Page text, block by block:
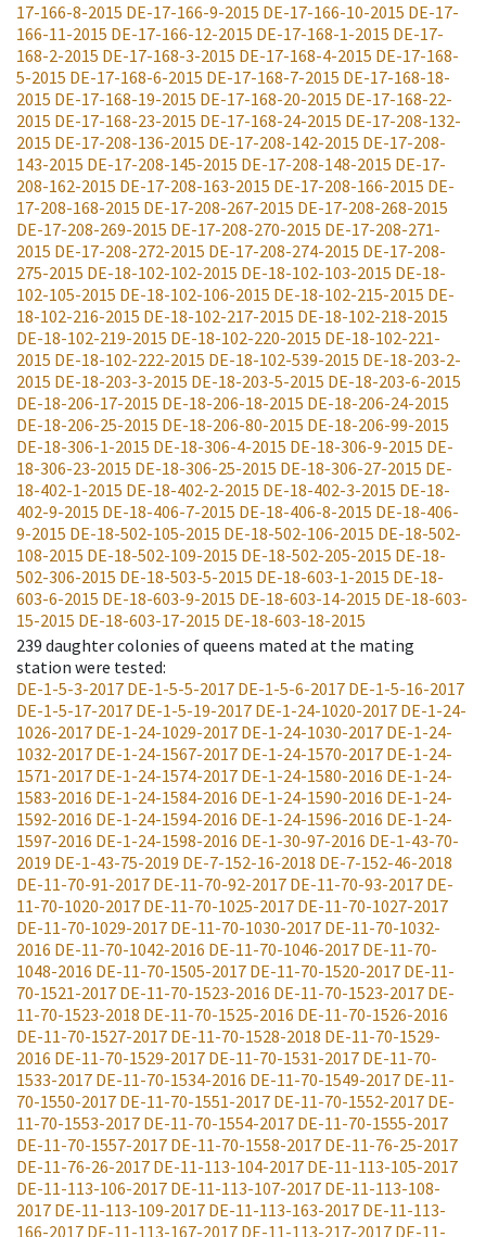
17-166-8-2015 DE-17-166-9-2015 DE-17-166-10-2015 DE-17-
166-11-2015 DE-17-166-12-2015 DE-17-168-1-2015 DE-17-
168-2-2015 DE-17-168-3-2015 DE-17-168-4-2015 DE-17-168-
5-2015 DE-17-168-6-2015 DE-17-168-7-2015 DE-17-168-18-
2015 DE-17-168-19-2015 DE-17-168-20-2015 DE-17-168-22-
2015 DE-17-168-23-2015 DE-17-168-24-2015 DE-17-208-132-
2015 DE-17-208-136-2015 DE-17-208-142-2015 DE-17-208-
143-2015 DE-17-208-145-2015 DE-17-208-148-2015 DE-17-
208-162-2015 DE-17-208-163-2015 DE-17-208-166-2015 DE-
17-208-168-2015 DE-17-208-267-2015 DE-17-208-268-2015
DE-17-208-269-2015 DE-17-208-270-2015 DE-17-208-271-
2015 DE-17-208-272-2015 DE-17-208-274-2015 DE-17-208-
275-2015 DE-18-102-102-2015 DE-18-102-103-2015 DE-18-
102-105-2015 DE-18-102-106-2015 DE-18-102-215-2015 DE-
18-102-216-2015 DE-18-102-217-2015 DE-18-102-218-2015
DE-18-102-219-2015 DE-18-102-220-2015 DE-18-102-221-
2015 DE-18-102-222-2015 DE-18-102-539-2015 DE-18-203-2-
2015 DE-18-203-3-2015 DE-18-203-5-2015 DE-18-203-6-2015
DE-18-206-17-2015 DE-18-206-18-2015 DE-18-206-24-2015
DE-18-206-25-2015 DE-18-206-80-2015 DE-18-206-99-2015
DE-18-306-1-2015 DE-18-306-4-2015 DE-18-306-9-2015 DE-
18-306-23-2015 DE-18-306-25-2015 DE-18-306-27-2015 DE-
18-402-1-2015 DE-18-402-2-2015 DE-18-402-3-2015 DE-18-
402-9-2015 DE-18-406-7-2015 DE-18-406-8-2015 DE-18-406-
9-2015 DE-18-502-105-2015 DE-18-502-106-2015 DE-18-502-
108-2015 DE-18-502-109-2015 DE-18-502-205-2015 DE-18-
502-306-2015 DE-18-503-5-2015 DE-18-603-1-2015 DE-18-
603-6-2015 DE-18-603-9-2015 DE-18-603-14-2015 DE-18-603-
15-2015 DE-18-603-17-2015 DE-18-603-18-2015
239 daughter colonies of queens mated at the mating
station were tested:
DE-1-5-3-2017 DE-1-5-5-2017 DE-1-5-6-2017 DE-1-5-16-2017
DE-1-5-17-2017 DE-1-5-19-2017 DE-1-24-1020-2017 DE-1-24-
1026-2017 DE-1-24-1029-2017 DE-1-24-1030-2017 DE-1-24-
1032-2017 DE-1-24-1567-2017 DE-1-24-1570-2017 DE-1-24-
1571-2017 DE-1-24-1574-2017 DE-1-24-1580-2016 DE-1-24-
1583-2016 DE-1-24-1584-2016 DE-1-24-1590-2016 DE-1-24-
1592-2016 DE-1-24-1594-2016 DE-1-24-1596-2016 DE-1-24-
1597-2016 DE-1-24-1598-2016 DE-1-30-97-2016 DE-1-43-70-
2019 DE-1-43-75-2019 DE-7-152-16-2018 DE-7-152-46-2018
DE-11-70-91-2017 DE-11-70-92-2017 DE-11-70-93-2017 DE-
11-70-1020-2017 DE-11-70-1025-2017 DE-11-70-1027-2017
DE-11-70-1029-2017 DE-11-70-1030-2017 DE-11-70-1032-
2016 DE-11-70-1042-2016 DE-11-70-1046-2017 DE-11-70-
1048-2016 DE-11-70-1505-2017 DE-11-70-1520-2017 DE-11-
70-1521-2017 DE-11-70-1523-2016 DE-11-70-1523-2017 DE-
11-70-1523-2018 DE-11-70-1525-2016 DE-11-70-1526-2016
DE-11-70-1527-2017 DE-11-70-1528-2018 DE-11-70-1529-
2016 DE-11-70-1529-2017 DE-11-70-1531-2017 DE-11-70-
1533-2017 DE-11-70-1534-2016 DE-11-70-1549-2017 DE-11-
70-1550-2017 DE-11-70-1551-2017 DE-11-70-1552-2017 DE-
11-70-1553-2017 DE-11-70-1554-2017 DE-11-70-1555-2017
DE-11-70-1557-2017 DE-11-70-1558-2017 DE-11-76-25-2017
DE-11-76-26-2017 DE-11-113-104-2017 DE-11-113-105-2017
DE-11-113-106-2017 DE-11-113-107-2017 DE-11-113-108-
2017 DE-11-113-109-2017 DE-11-113-163-2017 DE-11-113-
166-2017 DE-11-113-167-2017 DE-11-113-217-2017 DE-11-